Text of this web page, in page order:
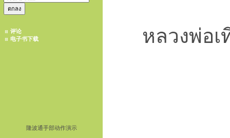
评论
电子书下载
隆波通手部动作演示
หลวงพ่อ